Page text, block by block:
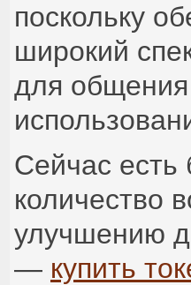
поскольку
широкий
для общения
Сейчас
количество
улучшению
— купить